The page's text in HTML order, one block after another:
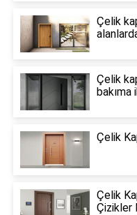
Çelik
Çelik
bakıma
Çelik
Çelik
Çizikler